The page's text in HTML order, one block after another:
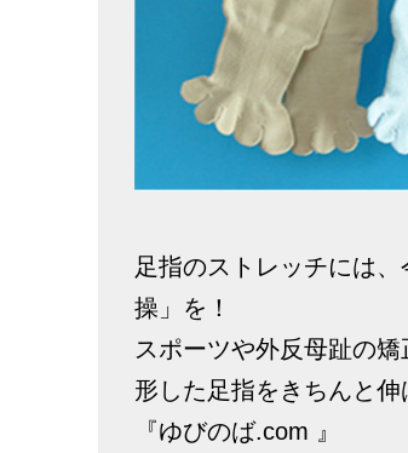
足指のストレッチには
操」を！
スポーツや外反母趾の
形した足指をきちんと
『ゆびのば.com 』